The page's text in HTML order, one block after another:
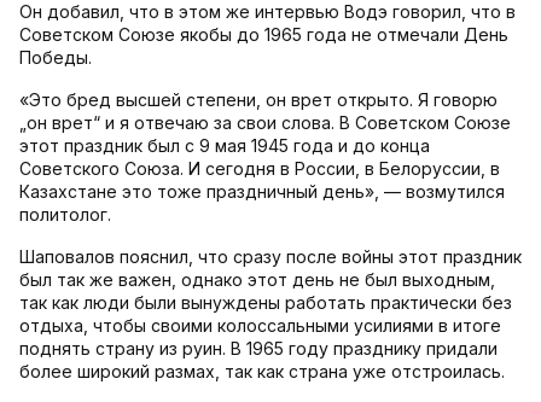
Он добавил, что в этом же интервью Водэ говорил, что в
Советском Союзе якобы до 1965 года не отмечали День
Победы.
«Это бред высшей степени, он врет открыто. Я говорю
„он врет“ и я отвечаю за свои слова. В Советском Союзе
этот праздник был с 9 мая 1945 года и до конца
Советского Союза. И сегодня в России, в Белоруссии, в
Казахстане это тоже праздничный день», — возмутился
политолог.
Шаповалов пояснил, что сразу после войны этот праздник
был так же важен, однако этот день не был выходным,
так как люди были вынуждены работать практически без
отдыха, чтобы своими колоссальными усилиями в итоге
поднять страну из руин. В 1965 году празднику придали
более широкий размах, так как страна уже отстроилась.